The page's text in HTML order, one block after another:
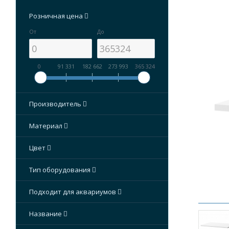
Розничная цена
От До
0 91 331 182 662 273 993 365 324
Производитель
Материал
Цвет
Тип оборудования
Подходит для аквариумов
Название